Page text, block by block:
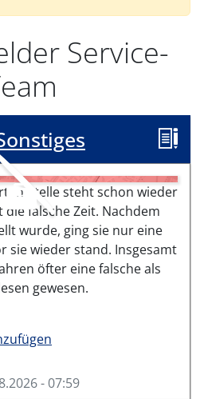
Service-
Stelle steht schon wieder
falsche Zeit. Nachdem
wurde, ging sie nur eine
sie wieder stand. Insgesamt
öfter eine falsche als
gewesen.
- 07:59